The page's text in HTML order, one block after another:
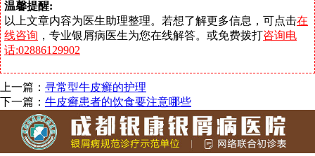
温馨提醒:
以上文章内容为医生助理整理。若想了解更多信息，可点击在
线咨询 ，专业银屑病医生为您在线解答。或免费拨打咨询电
话:02886129902
上一篇： 寻常型牛皮癣的护理
下一篇： 牛皮癣患者的饮食要注意哪些